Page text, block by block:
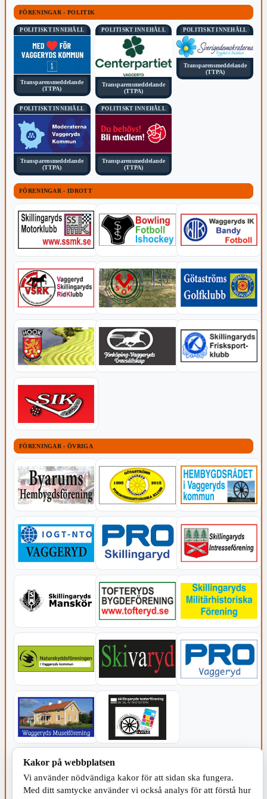
FÖRENINGAR - POLITIK
POLITISKT INNEHÅLL
Transparensmeddelande
(TTPA)
POLITISKT INNEHÅLL
Transparensmeddelande
(TTPA)
POLITISKT INNEHÅLL
Transparensmeddelande
(TTPA)
POLITISKT INNEHÅLL
Transparensmeddelande
(TTPA)
POLITISKT INNEHÅLL
Transparensmeddelande
(TTPA)
FÖRENINGAR - IDROTT
FÖRENINGAR - ÖVRIGA
KOMMUNEN
Kakor på webbplatsen
Vi använder nödvändiga kakor för att sidan ska fungera.
Med ditt samtycke använder vi också analys för att förstå hur